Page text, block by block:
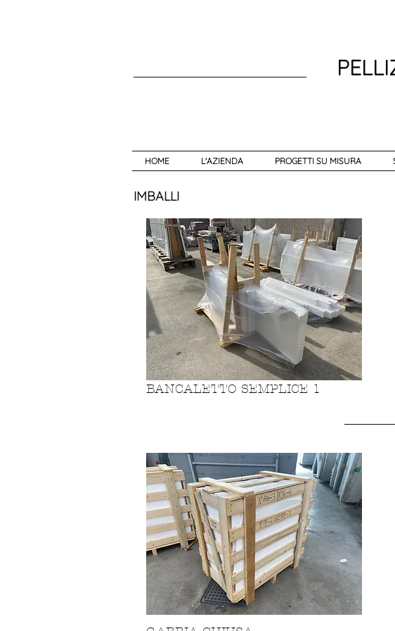
HOME L'AZIENDA PROGETTI SU MISURA
IMBALLI
BANCALETTO SEMPLICE 1